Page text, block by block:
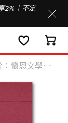
2%｜不定
文學獎得獎作品選